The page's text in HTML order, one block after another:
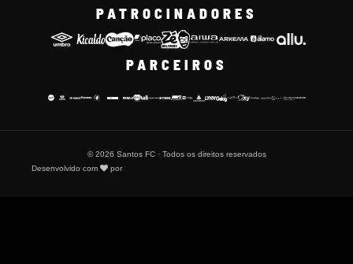
PATROCINADORES
PARCEIROS
© 2026 Santos FC · Todos os direitos reservados
Desenvolvido com
por